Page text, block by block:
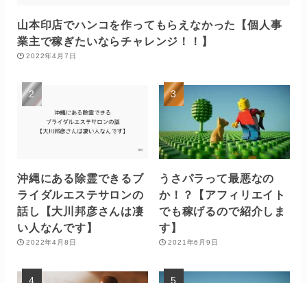
山本印店でハンコを作ってもらえなかった【個人事
業主で稼ぎたいならチャレンジ！！】
2022年4月7日
沖縄にある除霊できるブ
ライダルエステサロンの
話し【大川邦彦さんは凄
い人なんです】
2022年4月8日
うさパラって最悪なの
か！？【アフィリエイト
でも稼げるので紹介しま
す】
2021年6月9日